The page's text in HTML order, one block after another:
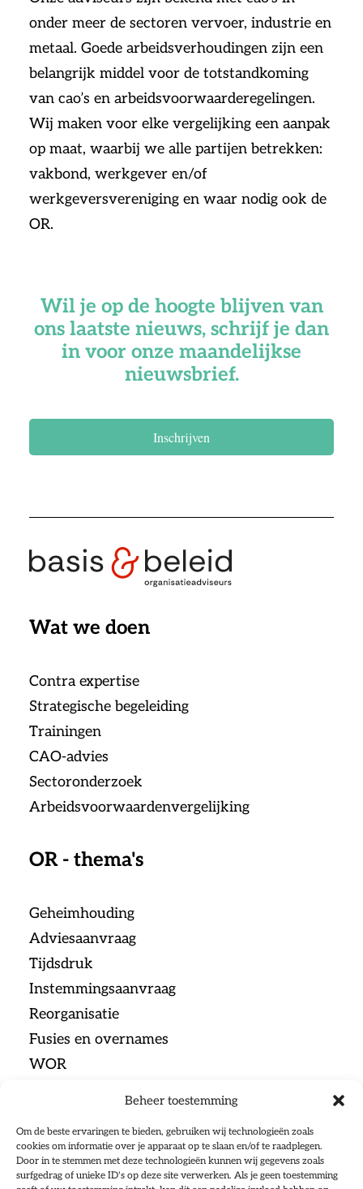
Beheer toestemming
Om de beste ervaringen te bieden, gebruiken wij technologieën zoals
cookies om informatie over je apparaat op te slaan en/of te raadplegen.
Door in te stemmen met deze technologieën kunnen wij gegevens zoals
surfgedrag of unieke ID's op deze site verwerken. Als je geen toestemming
onder meer de sectoren vervoer, industrie en
metaal. Goede arbeidsverhoudingen zijn een
belangrijk middel voor de totstandkoming
van cao’s en arbeidsvoorwaarderegelingen.
Wij maken voor elke vergelijking een aanpak
op maat, waarbij we alle partijen betrekken:
vakbond, werkgever en/of
werkgeversvereniging en waar nodig ook de
OR.
Wil je op de hoogte blijven van
ons laatste nieuws, schrijf je dan
in voor onze maandelijkse
nieuwsbrief.
Inschrijven
Wat we doen
Contra expertise
Strategische begeleiding
Trainingen
CAO-advies
Sectoronderzoek
Arbeidsvoorwaardenvergelijking
OR - thema's
Geheimhouding
Adviesaanvraag
Tijdsdruk
Instemmingsaanvraag
Reorganisatie
Fusies en overnames
WOR
Home